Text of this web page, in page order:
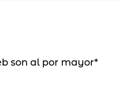
son al por mayor*